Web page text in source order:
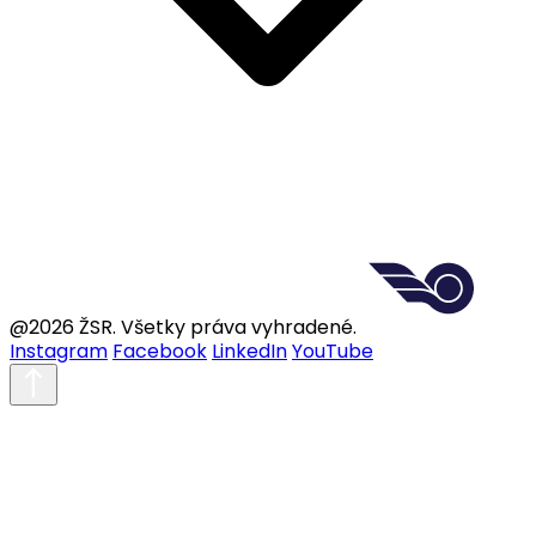
@2026 ŽSR. Všetky práva vyhradené.
Instagram Facebook LinkedInYouTube